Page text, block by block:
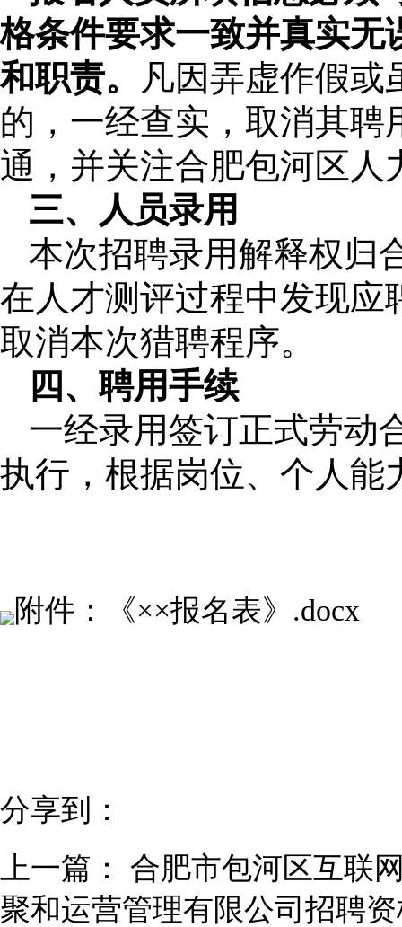
格条件要求一致并真实无
和职责。
凡因弄虚作假或
的，一经查实，取消其
通，并关注合肥包河区人
三、人员录用
本次招聘录用解释权归
在人才测评过程中发现应
取消本次猎聘程序。
四、聘用手续
一经录用签订正式劳动
执行，根据岗位、个人能
附件：《××报名表》.docx
分享到：
上一篇： 合肥市包河区互联
聚和运营管理有限公司招聘